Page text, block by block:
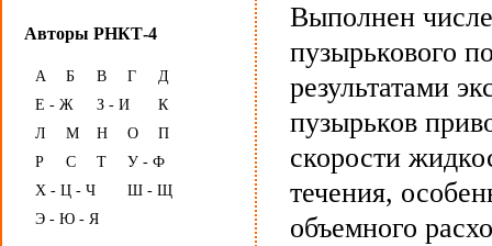
Авторы РНКТ-4
А Б В Г
Д
Е - Ж
З - И
К
Л
М Н О
П
Р
С Т
У - Ф
Х - Ц - Ч
Ш - Щ
Э - Ю - Я
Выполнен
пузырькового
результатами
пузырьков
скорости
течения,
объемного